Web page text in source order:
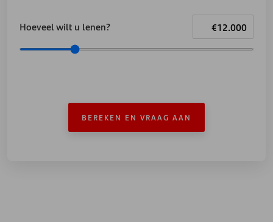
Hoeveel wilt u lenen?
BEREKEN EN VRAAG AAN